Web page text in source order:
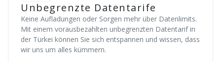
Unbegrenzte Datentarife
Keine Aufladungen oder Sorgen mehr über Datenlimits.
Mit einem vorausbezahlten unbegrenzten Datentarif in
der Türkei können Sie sich entspannen und wissen, dass
wir uns um alles kümmern.